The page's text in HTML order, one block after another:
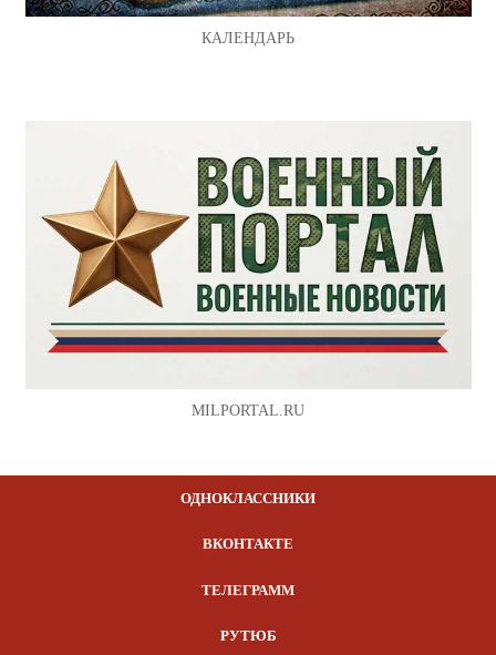
КАЛЕНДАРЬ
MILPORTAL.RU
ОДНОКЛАССНИКИ
ВКОНТАКТЕ
ТЕЛЕГРАММ
РУТЮБ